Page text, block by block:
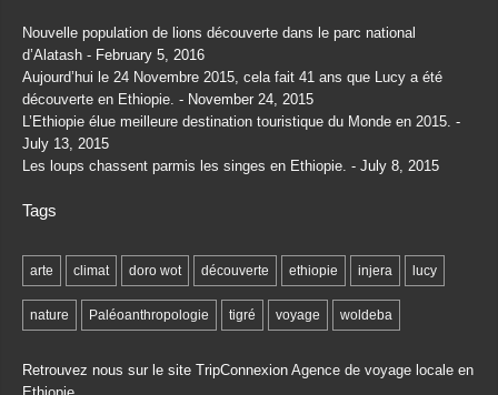
Nouvelle population de lions découverte dans le parc national
d’Alatash
February 5, 2016
Aujourd’hui le 24 Novembre 2015, cela fait 41 ans que Lucy a été
découverte en Ethiopie.
November 24, 2015
L’Ethiopie élue meilleure destination touristique du Monde en 2015.
July 13, 2015
Les loups chassent parmis les singes en Ethiopie.
July 8, 2015
Tags
arte climat doro wot découverte ethiopie injera lucy
nature Paléoanthropologie tigré voyage woldeba
Retrouvez nous sur le site TripConnexion Agence de voyage locale en